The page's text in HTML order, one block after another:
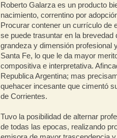
Roberto Galarza es un producto
nacimiento, correntino por
Procurar contener un currículo de
se puede trasuntar en la
grandeza y dimensión profesional
Santa Fe, lo que le da mayor
compositiva e interpretativa.
Republica Argentina; mas
quehacer incesante que cimentó
de Corrientes.
Tuvo la posibilidad de alternar
de todas las epocas, realizando